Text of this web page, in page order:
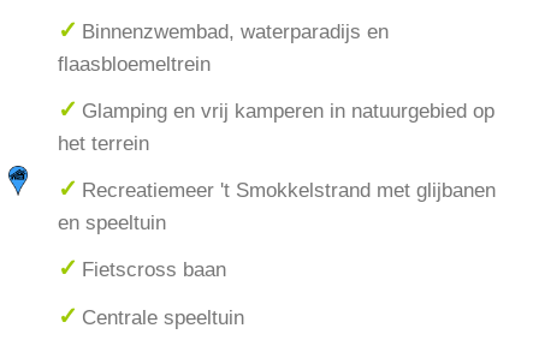
Binnenzwembad, waterparadijs en
flaasbloemeltrein
Glamping en vrij kamperen in natuurgebied op
het terrein
Recreatiemeer 't Smokkelstrand met glijbanen
en speeltuin
Fietscross baan
Centrale speeltuin